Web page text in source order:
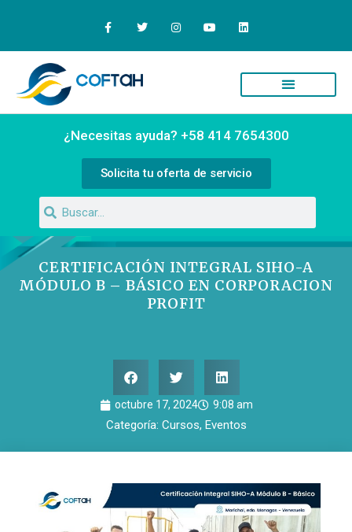
¿Necesitas ayuda? +58 414 7654300
Solicita tu oferta de servicio
CERTIFICACIÓN INTEGRAL SIHO-A
MÓDULO B – BÁSICO EN CORPORACION
PROFIT
octubre 17, 2024 9:08 am
Categoría: Cursos, Eventos